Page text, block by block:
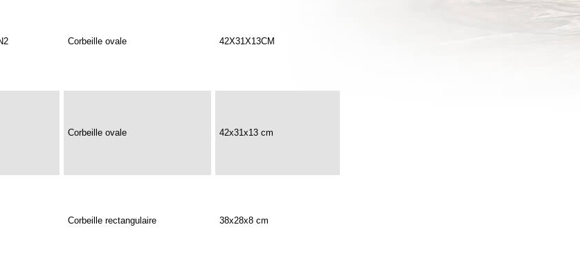
Corbeille ovale 42X31X13CM
Corbeille ovale 42x31x13 cm
Corbeille rectangulaire 38x28x8 cm